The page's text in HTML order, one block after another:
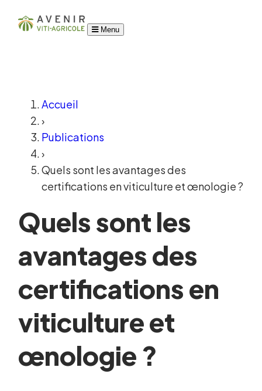
Menu
Accueil
›
Publications
›
Quels sont les avantages des
certifications en viticulture et œnologie ?
Quels sont les
avantages des
certifications en
viticulture et
œnologie ?